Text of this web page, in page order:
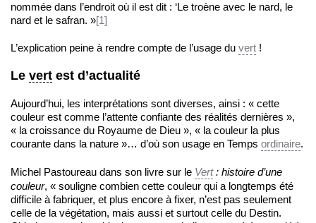
nommée dans l’endroit où il est dit : ‘Le troène avec le nard, le
nard et le safran. »[1]
L’explication peine à rendre compte de l’usage du vert !
Le vert est d’actualité
Aujourd’hui, les interprétations sont diverses, ainsi : « cette
couleur est comme l’attente confiante des réalités dernières »,
« la croissance du Royaume de Dieu », « la couleur la plus
courante dans la nature »… d’où son usage en Temps ordinaire.
Michel Pastoureau dans son livre sur le Vert: histoire d’une
couleur, « souligne combien cette couleur qui a longtemps été
difficile à fabriquer, et plus encore à fixer, n’est pas seulement
celle de la végétation, mais aussi et surtout celle du Destin.